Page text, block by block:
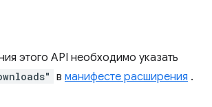
этого API необходимо указать
в манифесте расширения .